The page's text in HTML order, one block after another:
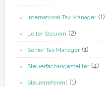
International Tax Manager(1)
Leiter Steuern (2)
Senior Tax Manager(1)
Steuerfachangestellter(4)
Steuerreferent(1)